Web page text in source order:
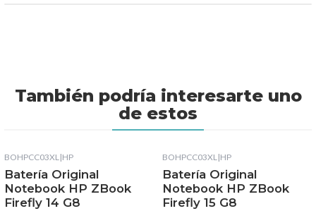
También podría interesarte uno
de estos
BOHPCC03XL|HP
Batería Original
Notebook HP ZBook
Firefly 14 G8
BOHPCC03XL|HP
Batería Original
Notebook HP ZBook
Firefly 15 G8